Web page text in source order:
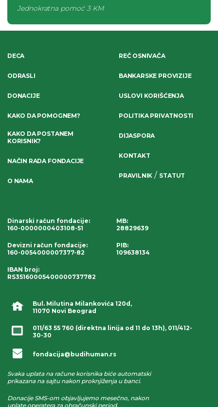
Jednokratna pomoć3 KM
Bul. Milutina Milankovića 120d,
11070 Novi Beograd
011/63 55 760 (direktna linija od 11 do 13h), 011/412-
30-30
fondacija@budihuman.rs
Svaka uplata na račune korisnika biće automatski
prikazana na sajtu nakon proknjiženja u banci.
Donacije SMS-om objavljujemo mesečno, nakon
uplate operatera za obračunski period.
DECA
ODRASLI
DONACIJE
KAKO DA POMOGNEM?
KAKO DA POSTANEM
KORISNIK?
NAČIN RADA FONDACIJE
O NAMA
REČ OSNIVAČA
BANKARSKE PROVIZIJE
USLOVI KORIŠĆENJA
POLITIKA PRIVATNOSTI
DIJASPORA
KONTAKT
PRAVILNIK / STATUT
Dinarski račun fondacije:
160-0000000403108-51
Devizni račun fondacije:
160-0054000007377-82
IBAN broj:
RS35160005400000737782
MB:
28829639
PIB:
109638134